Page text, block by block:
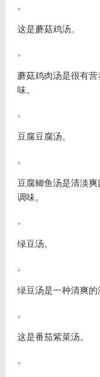
。
这是蘑菇鸡汤。
。
蘑菇鸡肉汤是很有
味。
。
豆腐豆腐汤。
。
豆腐鲫鱼汤是清淡
调味。
。
绿豆汤。
。
绿豆汤是一种清爽的
。
这是番茄紫菜汤。
。